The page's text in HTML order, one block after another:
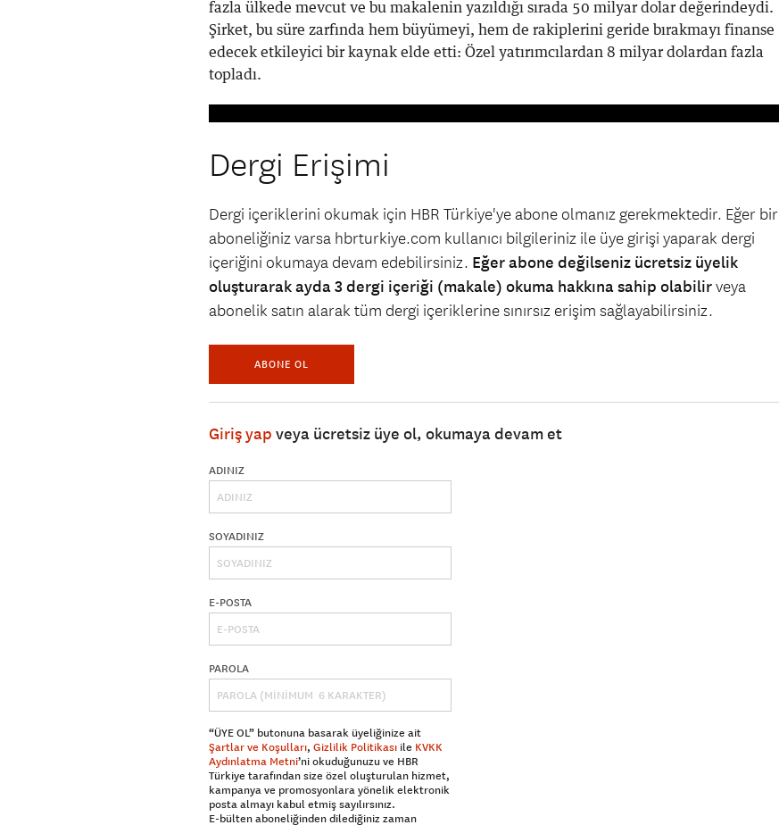
fazla ülkede mevcut ve bu makalenin yazıldığı sırada 50 milyar dolar değerindeydi.
Şirket, bu süre zarfında hem büyümeyi, hem de rakiplerini geride bırakmayı finanse
edecek etkileyici bir kaynak elde etti: Özel yatırımcılardan 8 milyar dolardan fazla
topladı.
Dergi Erişimi
Dergi içeriklerini okumak için HBR Türkiye'ye abone olmanız gerekmektedir. Eğer bir
aboneliğiniz varsa hbrturkiye.com kullanıcı bilgileriniz ile üye girişi yaparak dergi
içeriğini okumaya devam edebilirsiniz. Eğer abone değilseniz ücretsiz üyelik
oluşturarak ayda 3 dergi içeriği (makale) okuma hakkına sahip olabilirveya
abonelik satın alarak tüm dergi içeriklerine sınırsız erişim sağlayabilirsiniz.
ABONE OL
Giriş yap veya ücretsiz üye ol, okumaya devam et
ADINIZ
SOYADINIZ
E-POSTA
PAROLA
“ÜYE OL” butonuna basarak üyeliğinize ait
Şartlar ve Koşulları, Gizlilik Politikası ile KVKK
Aydınlatma Metni’ni okuduğunuzu ve HBR
Türkiye tarafından size özel oluşturulan hizmet,
kampanya ve promosyonlara yönelik elektronik
posta almayı kabul etmiş sayılırsınız.
E-bülten aboneliğinden dilediğiniz zaman